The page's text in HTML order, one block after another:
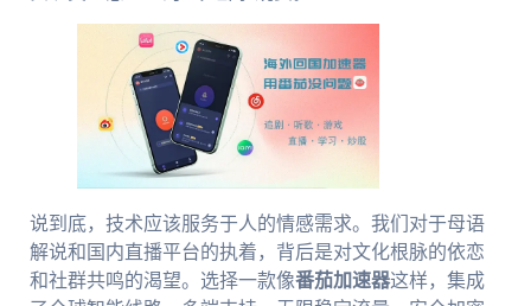
说到底，技术应该服务于人的情感需求。我们对于母语
解说和国内直播平台的执着，背后是对文化根脉的依恋
和社群共鸣的渴望。选择一款像番茄加速器这样，集成